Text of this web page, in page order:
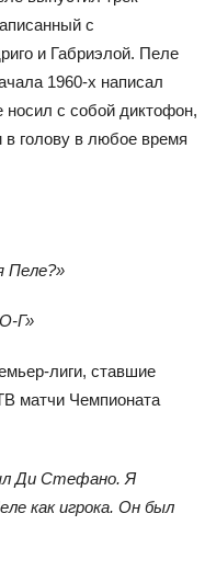
с
и Габриэлой. Пеле
1960-х написал
носил с собой диктофон,
в голову в любое время
Пеле?»
Г»
лиги, ставшие
матчи Чемпионата
Ди Стефано. Я
как игрока. Он был